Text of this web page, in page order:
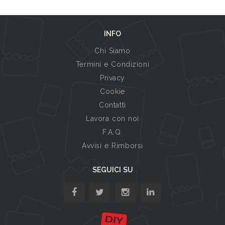
INFO
Chi Siamo
Termini e Condizioni
Privacy
Cookie
Contatti
Lavora con noi
F.A.Q.
Avvisi e Rimborsi
SEGUICI SU